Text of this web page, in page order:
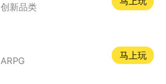
创新品类
ARPG
马上玩